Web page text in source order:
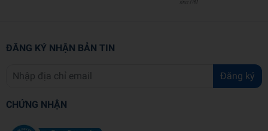
ĐĂNG KÝ NHẬN BẢN TIN
Đăng ký
CHỨNG NHẬN